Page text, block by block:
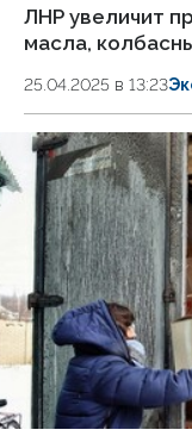
ЛНР увеличит
масла,
25.04.2025 в 13:23